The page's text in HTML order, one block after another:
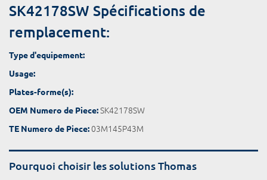
SK42178SW Spécifications de
remplacement:
Type d'equipement:
Usage:
Plates-forme(s):
OEM Numero de Piece:SK42178SW
TE Numero de Piece:03M145P43M
Pourquoi choisir les solutions Thomas